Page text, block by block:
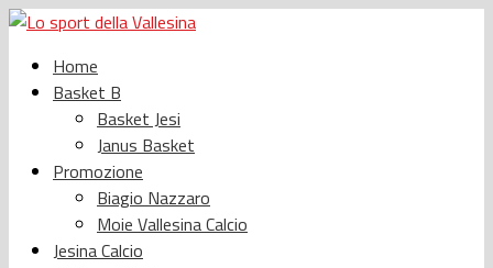
Home
Basket B
Basket Jesi
Janus Basket
Promozione
Biagio Nazzaro
Moie Vallesina Calcio
Jesina Calcio